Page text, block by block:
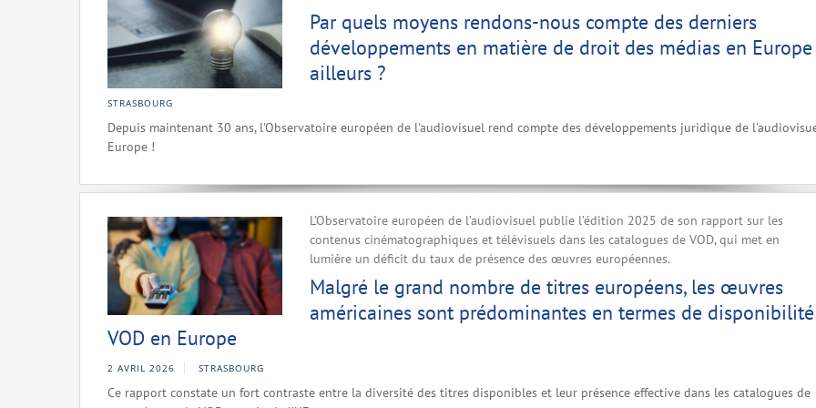
Par quels moyens rendons-nous compte des derniers
développements en matière de droit des médias en
ailleurs ?
STRASBOURG
Depuis maintenant 30 ans, l'Observatoire européen de l'audiovisuel rend compte des développements juridique de
Europe !
L’Observatoire européen de l’audiovisuel publie l’édition 2025 de son rapport sur les
contenus cinématographiques et télévisuels dans les catalogues de VOD, qui met en
lumière un déficit du taux de présence des œuvres européennes.
Malgré le grand nombre de titres européens, les œuvres
américaines sont prédominantes en termes de
VOD en Europe
2 AVRIL 2026 STRASBOURG
Ce rapport constate un fort contraste entre la diversité des titres disponibles et leur présence effective dans les catalogues de